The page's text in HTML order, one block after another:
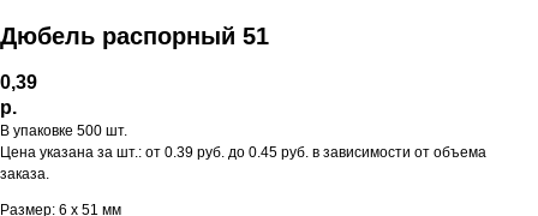
Дюбель распорный 51
0,39
р.
В упаковке 500 шт.
Цена указана за шт.: от 0.39 руб. до 0.45 руб. в зависимости от объема
заказа.
Размер: 6 х 51 мм